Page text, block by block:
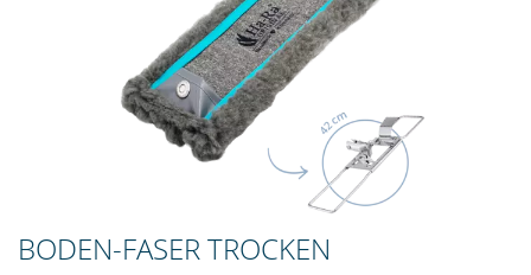
BODEN-FASER TROCKEN